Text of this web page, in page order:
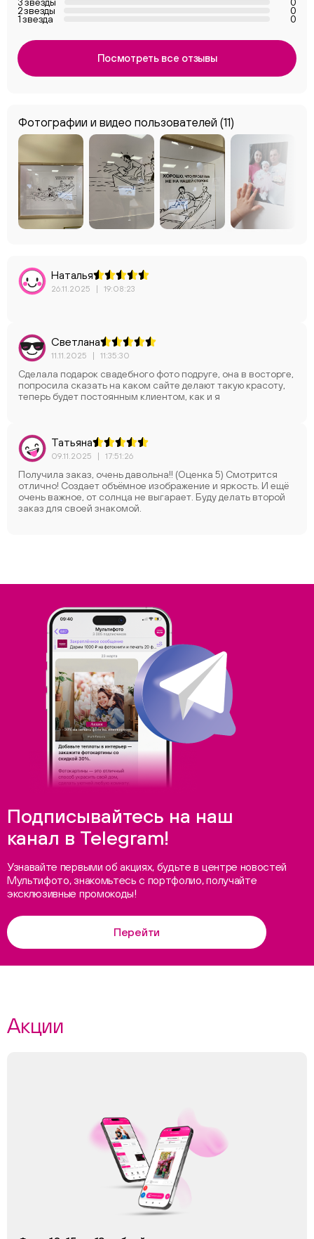
Фотографии и видео пользователей (11)
2 звезды 0
1 звезда 0
Посмотреть все отзывы
Наталья
26.11.2025 | 19:08:23
Светлана
11.11.2025 | 11:35:30
Сделала подарок свадебного фото подруге, она в восторге,
попросила сказать на каком сайте делают такую красоту,
теперь будет постоянным клиентом, как и я
Татьяна
09.11.2025 | 17:51:26
Получила заказ, очень давольна!! (Оценка 5) Смотрится
отлично! Создает объёмное изображение и яркость. И ещё
очень важное, от солнца не выгарает. Буду делать второй
заказ для своей знакомой.
Подписывайтесь на наш
канал в Telegram!
Узнавайте первыми об акциях, будьте в центре новостей
Мультифото, знакомьтесь с портфолио, получайте
эксклюзивные промокоды!
Перейти
Акции